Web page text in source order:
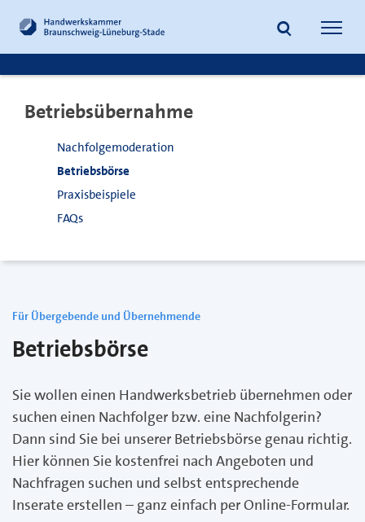
Inhalt
springen
Fußzeile
springen
Suche
Betriebsübernahme
Nachfolgemoderation
Betriebsbörse
Praxisbeispiele
FAQs
Für Übergebende und Übernehmende
Betriebsbörse
Sie wollen einen Handwerksbetrieb übernehmen oder
suchen einen Nachfolger bzw. eine Nachfolgerin?
Dann sind Sie bei unserer Betriebsbörse genau richtig.
Hier können Sie kostenfrei nach Angeboten und
Nachfragen suchen und selbst entsprechende
Inserate erstellen – ganz einfach per Online-Formular.